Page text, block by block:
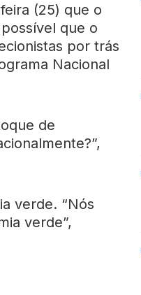
(25) que o
que o
por trás
Nacional
de
verde. “Nós
verde”,